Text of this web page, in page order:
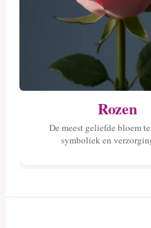
Rozen
De meest geliefde bloem
symboliek en